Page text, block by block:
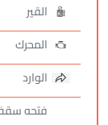
القير
المحرك
الوارد
فتحه سقف